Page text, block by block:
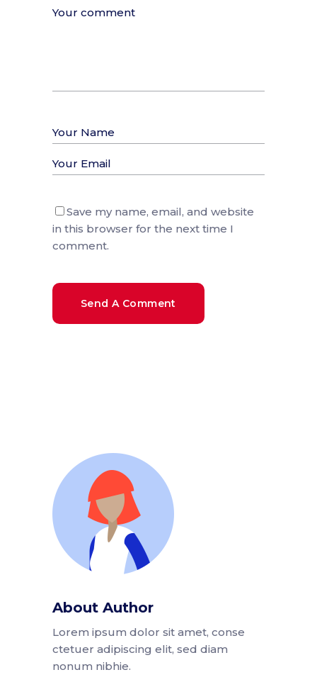
Save my name, email, and website
in this browser for the next time I
comment.
Send A Comment
About Author
Lorem ipsum dolor sit amet, conse
ctetuer adipiscing elit, sed diam
nonum nibhie.